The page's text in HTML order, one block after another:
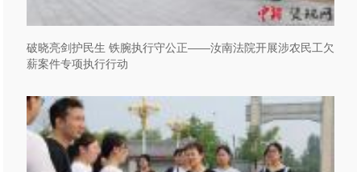
破晓亮剑护民生 铁腕执行守公正——汝南法院开展涉农民工欠
薪案件专项执行行动